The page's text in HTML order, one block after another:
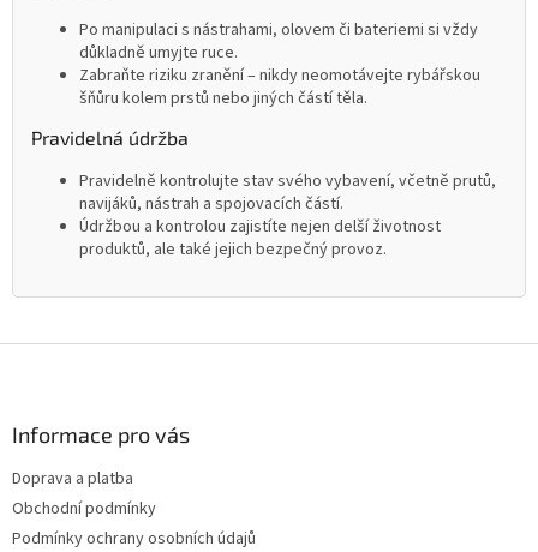
Po manipulaci s nástrahami, olovem či bateriemi si vždy
důkladně umyjte ruce.
Zabraňte riziku zranění – nikdy neomotávejte rybářskou
šňůru kolem prstů nebo jiných částí těla.
Pravidelná údržba
Pravidelně kontrolujte stav svého vybavení, včetně prutů,
navijáků, nástrah a spojovacích částí.
Údržbou a kontrolou zajistíte nejen delší životnost
produktů, ale také jejich bezpečný provoz.
Informace pro vás
Doprava a platba
Obchodní podmínky
Podmínky ochrany osobních údajů